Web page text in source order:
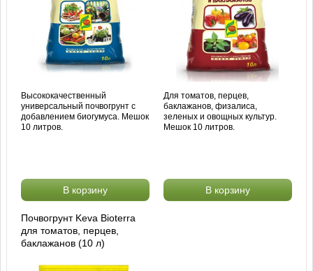
Высококачественный
универсальный почвогрунт с
добавлением биогумуса. Мешок
10 литров.
В корзину
Для томатов, перцев,
баклажанов, физалиса,
зеленых и овощных культур.
Мешок 10 литров.
В корзину
Почвогрунт Keva Bioterra
для томатов, перцев,
баклажанов (10 л)